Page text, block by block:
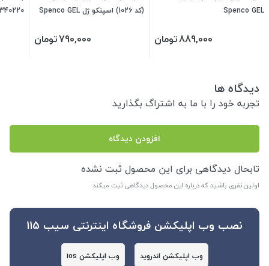
Spenco GEL
889,000تومان
(کد 1026) اسپنکو ژل Spenco GEL
790,000تومان
دیدگاه ها
تجربه خود را با ما به اشتراگ بگذارید
افزودن دیدگاه
تابحال دیدگاهی برای این محصول ثبت نشده
اولین نفری باشید که درباره این محصول دیدگاهی ثبت میکند
نصب وب اپلیکشن فروشگاه اینترنتی سیب 115
وب اپلیکشن اندروید وب اپلیکشن ios